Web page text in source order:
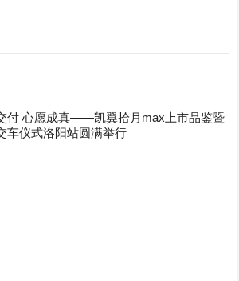
付 心愿成真——凯翼拾月max上市品鉴暨
车仪式洛阳站圆满举行